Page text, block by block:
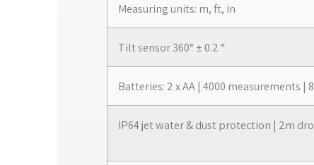
Measuring units: m, ft, in
Tilt sensor 360° ± 0.2 °
Batteries: 2 x AA | 4000 measurements |
IP64 jet water & dust protection | 2m